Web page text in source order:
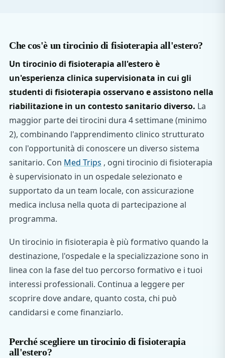
Che cos'è un tirocinio di fisioterapia all'estero?
Un tirocinio di fisioterapia all'estero è
un'esperienza clinica supervisionata in cui gli
studenti di fisioterapia osservano e assistono nella
riabilitazione in un contesto sanitario diverso. La
maggior parte dei tirocini dura 4 settimane (minimo
2), combinando l'apprendimento clinico strutturato
con l'opportunità di conoscere un diverso sistema
sanitario. Con Med Trips , ogni tirocinio di fisioterapia
è supervisionato in un ospedale selezionato e
supportato da un team locale, con assicurazione
medica inclusa nella quota di partecipazione al
programma.
Un tirocinio in fisioterapia è più formativo quando la
destinazione, l'ospedale e la specializzazione sono in
linea con la fase del tuo percorso formativo e i tuoi
interessi professionali. Continua a leggere per
scoprire dove andare, quanto costa, chi può
candidarsi e come finanziarlo.
Perché scegliere un tirocinio di fisioterapia
all'estero?